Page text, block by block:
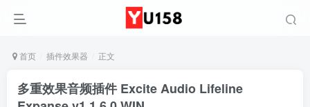
首页 插件效果器 正文
多重效果音频插件 Excite Audio Lifeline